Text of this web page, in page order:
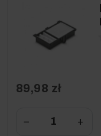
89,98 zł
− +